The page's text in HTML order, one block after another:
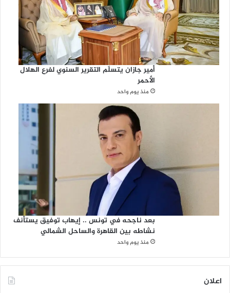
أمير جازان يتسلّم التقرير السنوي لفرع الهلال
الأحمر
منذ يوم واحد
بعد ناجحه في تونس .. إيهاب توفيق يستأنف
نشاطه بين القاهرة والساحل الشمالي
منذ يوم واحد
اعلان